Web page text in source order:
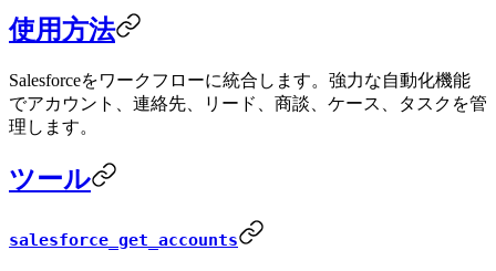
使用方法
Salesforceをワークフローに統合します。強力な自動化機能
でアカウント、連絡先、リード、商談、ケース、タスクを管
理します。
ツール
salesforce_get_accounts